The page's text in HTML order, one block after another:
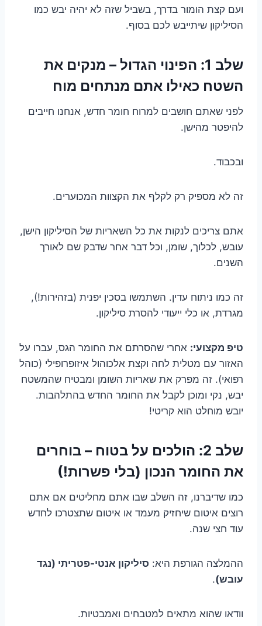
ועם קצת הומור בדרך, בשביל שזה לא יהיה יבש כמו
הסיליקון שיתייבש לכם בסוף.
שלב 1: הפינוי הגדול – מנקים את
השטח כאילו אתם מנתחים מוח
לפני שאתם חושבים למרוח חומר חדש, אנחנו חייבים
להיפטר מהישן.
ובכבוד.
זה לא מספיק רק לקלף את הקצוות המכוערים.
אתם צריכים לנקות את כל השאריות של הסיליקון הישן,
עובש, לכלוך, שומן, וכל דבר אחר שדבק שם לאורך
השנים.
זה כמו ניתוח עדין. השתמשו בסכין יפנית (בזהירות!),
מגרדת, או כלי ייעודי להסרת סיליקון.
טיפ מקצועי: אחרי שהסרתם את החומר הגס, עברו על
האזור עם מטלית לחה וקצת אלכוהול איזופרופילי (כוהל
רפואי). זה מפרק את שאריות השומן ומבטיח שהמשטח
יבש, נקי ומוכן לקבל את החומר החדש בהתלהבות.
יובש מוחלט הוא קריטי!
שלב 2: הולכים על בטוח – בוחרים
את החומר הנכון (בלי פשרות!)
כמו שדיברנו, זה השלב שבו אתם מחליטים אם אתם
רוצים איטום שיחזיק מעמד או איטום שתצטרכו לחדש
עוד חצי שנה.
ההמלצה הגורפת היא: סיליקון אנטי-פטריתי (נגד
עובש).
וודאו שהוא מתאים למטבחים ואמבטיות.